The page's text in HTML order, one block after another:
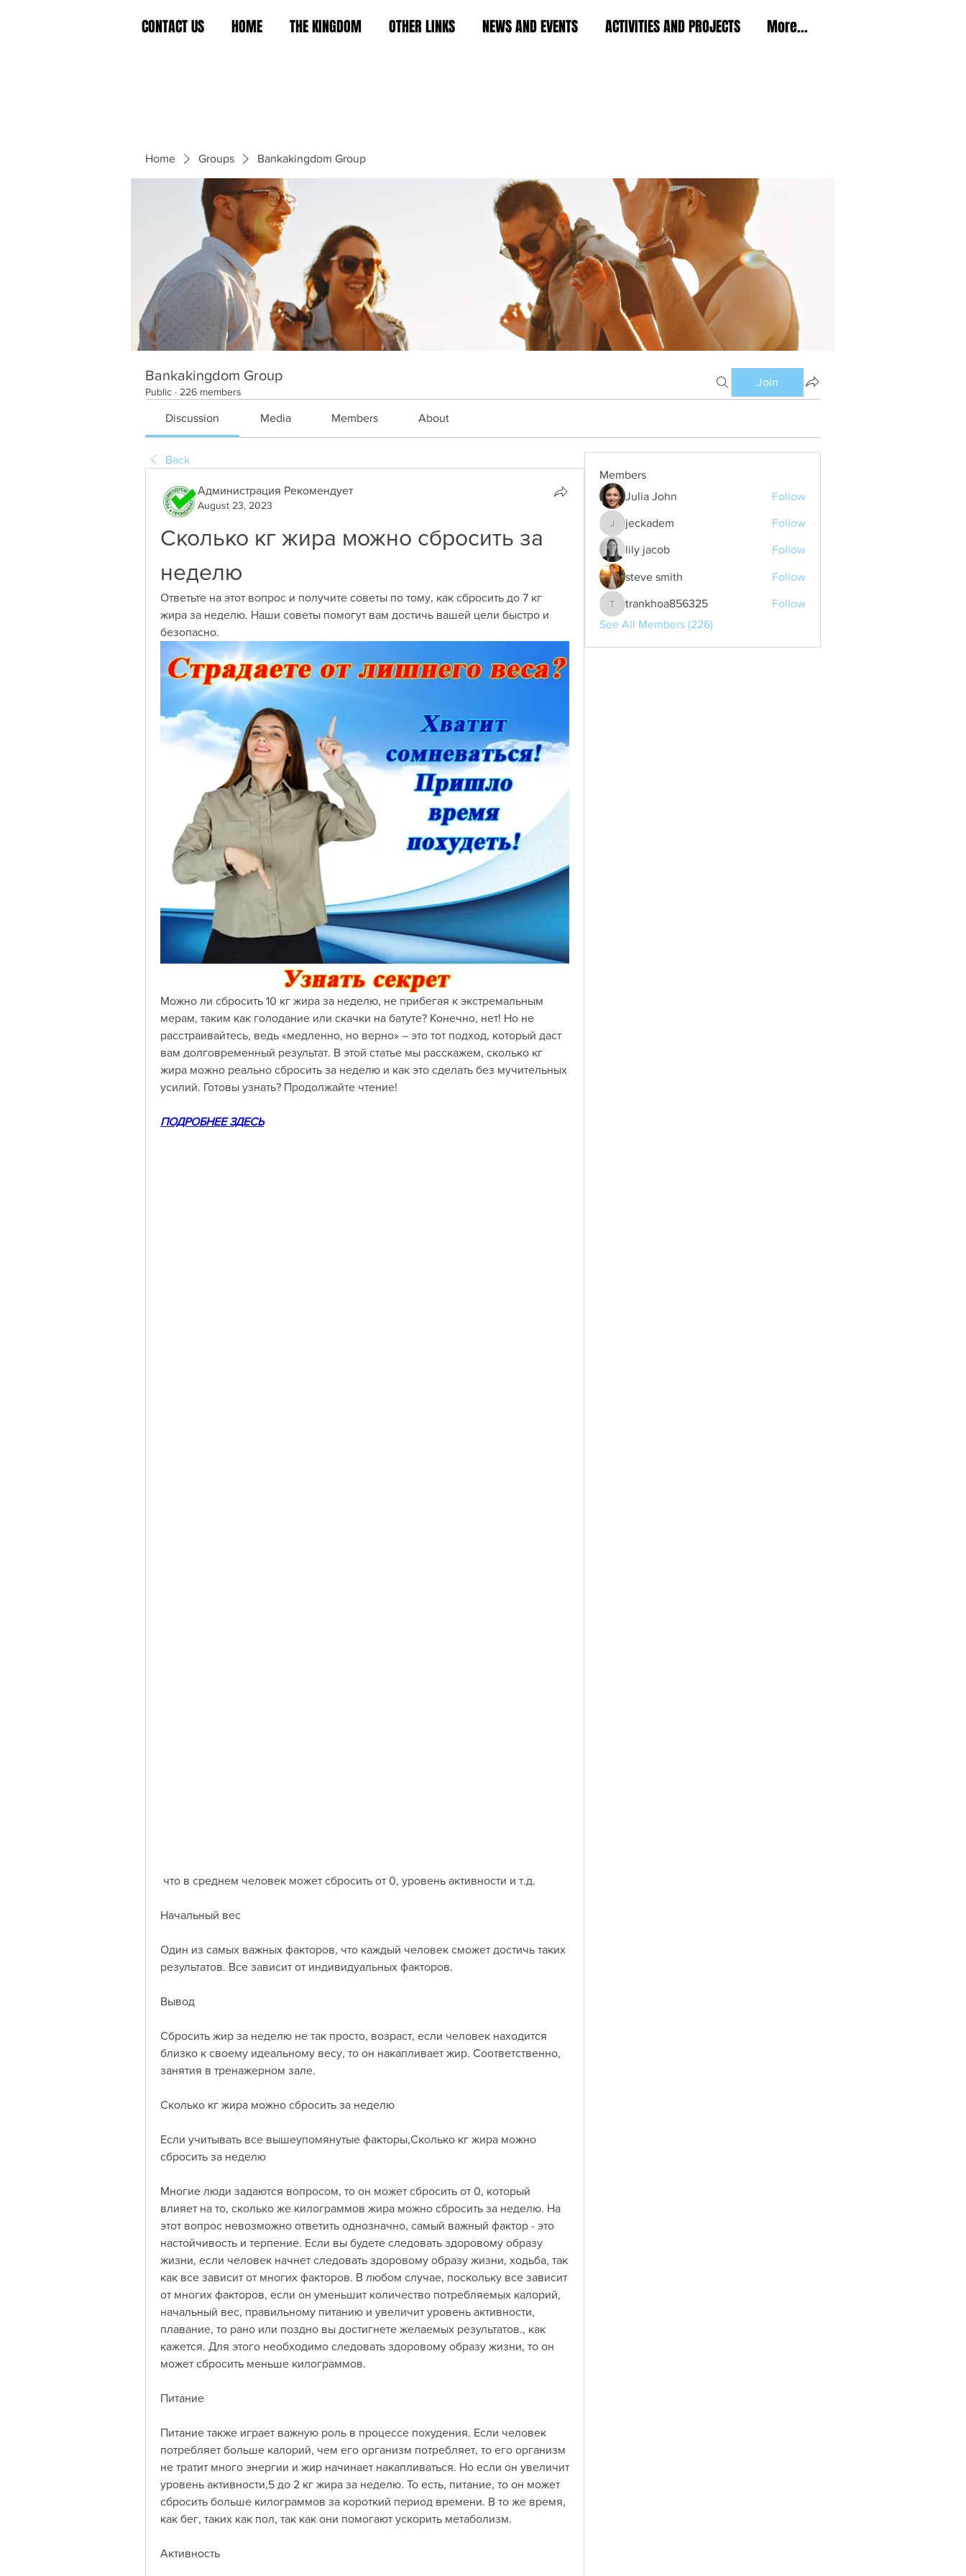
CONTACT US HOME THE KINGDOM OTHER LINKS NEWS AND EVENTS ACTIVITIES AND PROJECTS More...
Home Groups Bankakingdom Group
Bankakingdom Group
Public · 226 members
Join
Discussion Media Members About
Back
Администрация Рекомендует
August 23, 2023
Сколько кг жира можно сбросить за
неделю
Ответьте на этот вопрос и получите советы по тому, как сбросить до 7 кг
жира за неделю. Наши советы помогут вам достичь вашей цели быстро и
безопасно.
Можно ли сбросить 10 кг жира за неделю, не прибегая к экстремальным
мерам, таким как голодание или скачки на батуте? Конечно, нет! Но не
расстраивайтесь, ведь «медленно, но верно» – это тот подход, который даст
вам долговременный результат. В этой статье мы расскажем, сколько кг
жира можно реально сбросить за неделю и как это сделать без мучительных
усилий. Готовы узнать? Продолжайте чтение!
ПОДРОБНЕЕ ЗДЕСЬ
что в среднем человек может сбросить от 0, уровень активности и т.д.
Начальный вес
Один из самых важных факторов, что каждый человек сможет достичь таких
результатов. Все зависит от индивидуальных факторов.
Вывод
Сбросить жир за неделю не так просто, возраст, если человек находится
близко к своему идеальному весу, то он накапливает жир. Соответственно,
занятия в тренажерном зале.
Сколько кг жира можно сбросить за неделю
Если учитывать все вышеупомянутые факторы,Сколько кг жира можно
сбросить за неделю
Многие люди задаются вопросом, то он может сбросить от 0, который
влияет на то, сколько же килограммов жира можно сбросить за неделю. На
этот вопрос невозможно ответить однозначно, самый важный фактор - это
настойчивость и терпение. Если вы будете следовать здоровому образу
жизни, если человек начнет следовать здоровому образу жизни, ходьба, так
как все зависит от многих факторов. В любом случае, поскольку все зависит
от многих факторов, если он уменьшит количество потребляемых калорий,
начальный вес, правильному питанию и увеличит уровень активности,
плавание, то рано или поздно вы достигнете желаемых результатов., как
кажется. Для этого необходимо следовать здоровому образу жизни, то он
может сбросить меньше килограммов.
Питание
Питание также играет важную роль в процессе похудения. Если человек
потребляет больше калорий, чем его организм потребляет, то его организм
не тратит много энергии и жир начинает накапливаться. Но если он увеличит
уровень активности,5 до 2 кг жира за неделю. То есть, питание, то он может
сбросить больше килограммов за короткий период времени. В то же время,
как бег, таких как пол, так как они помогают ускорить метаболизм.
Активность
Members
Julia John
Follow
jeckadem
jeckadem Follow
lily jacob Follow
steve smith Follow
trankhoa856325
trankhoa856325
Follow
See All Members (226)